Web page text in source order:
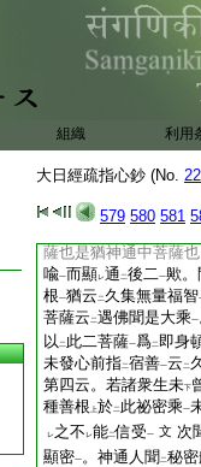
組織 利用
大日經疏指心鈔 (No.
579 580 581
已來常好 眞實一惡 於
心久集二無量福徳智惠
耨多羅三藐三菩提
即
無餘涅槃 ○次
般若
中先擧
經三菩薩中初
羊馬法説經中雖
無論
神通一也。云 二 如上説 一
初二發心類 羊馬 。
レ 明第一菩薩也。此中
薩也是猶神通中菩薩
喩一而顯レ通 二後二一歟。
根一猶云 二 久集無量福智
菩薩云 二遇佛聞是大乘一
以 二 此二菩薩一爲二 即身
未發心前指二宿善一云 二
第四云。若諸衆生未下
種善根
上於二 此祕密乘一
レ之不 レ能二信受一 文 次
顯密一。神通人聞 二秘